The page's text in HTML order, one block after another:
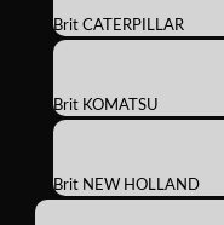
Brit CATERPILLAR
Brit KOMATSU
Brit NEW HOLLAND